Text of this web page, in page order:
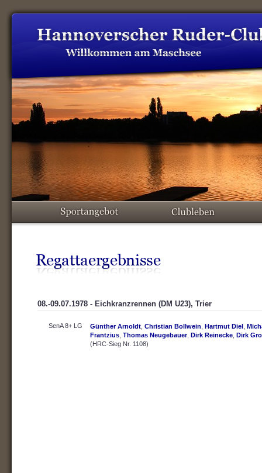
08.-09.07.1978 - Eichkranzrennen (DM U23), Trier
SenA 8+ LG Günther Arnoldt Christian Bollwein Hartmut Diel
Frantzius Thomas Neugebauer, Dirk Reinecke Dirk
(HRC-Sieg Nr. 1108)